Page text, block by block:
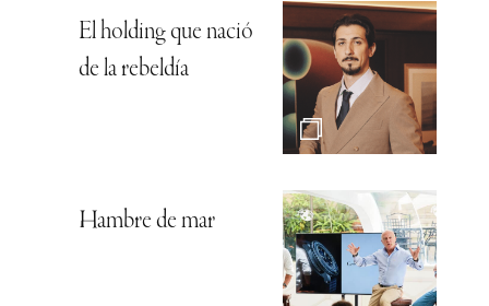
El holding que nació
de la rebeldía
Hambre de mar